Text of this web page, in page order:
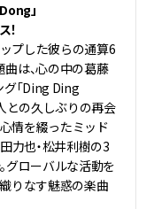
」
！
プした彼らの通算6
は、心の中の葛藤
グ「Ding Ding
との久しぶりの再会
情を綴ったミッド
力也・松井利樹の3
グローバルな活動を
りなす魅惑の楽曲